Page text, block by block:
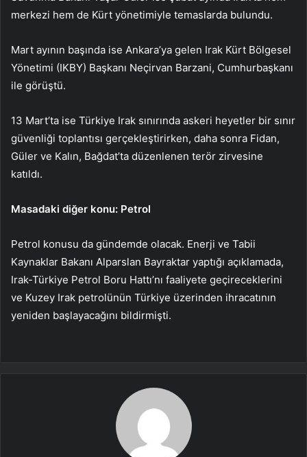
merkezi hem de Kürt yönetimiyle temaslarda bulundu.
Mart ayının başında ise Ankara’ya gelen Irak Kürt Bölgesel
Yönetimi (IKBY) Başkanı Neçirvan Barzani, Cumhurbaşkanı
ile görüştü.
13 Mart’ta ise Türkiye Irak sınırında askeri heyetler bir sınır
güvenliği toplantısı gerçekleştirirken, daha sonra Fidan,
Güler ve Kalın, Bağdat’ta düzenlenen terör zirvesine
katıldı.
Masadaki diğer konu: Petrol
Petrol konusu da gündemde olacak. Enerji ve Tabii
Kaynaklar Bakanı Alparslan Bayraktar yaptığı açıklamada,
Irak-Türkiye Petrol Boru Hattı’nı faaliyete geçireceklerini
ve Kuzey Irak petrolünün Türkiye üzerinden ihracatının
yeniden başlayacağını bildirmişti.